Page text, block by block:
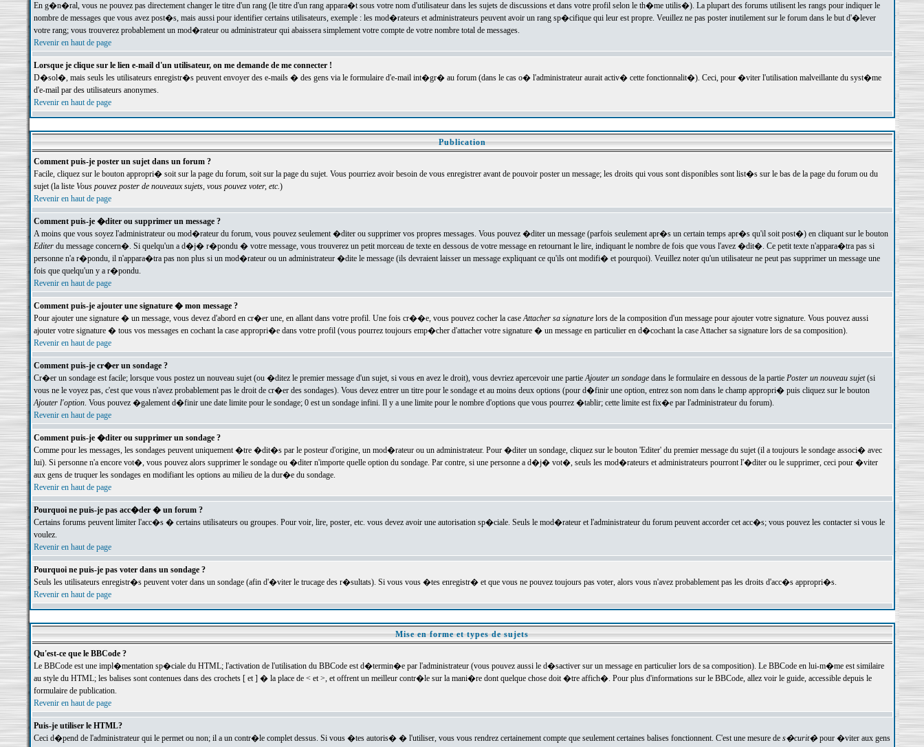
En g�n�ral, vous ne pouvez pas directement changer le titre d'un rang (le titre d'un rang appara�t sous votre nom d'utilisateur dans les sujets de discussions et dans votre profil selon le th�me utilis�). La plupart des forums utilisent les rangs pour indiquer le
nombre de messages que vous avez post�s, mais aussi pour identifier certains utilisateurs, exemple : les mod�rateurs et administrateurs peuvent avoir un rang sp�cifique qui leur est propre. Veuillez ne pas poster inutilement sur le forum dans le but d'�lever
votre rang; vous trouverez probablement un mod�rateur ou administrateur qui abaissera simplement votre compte de votre nombre total de messages.
Revenir en haut de page
Lorsque je clique sur le lien e-mail d'un utilisateur, on me demande de me connecter !
D�sol�, mais seuls les utilisateurs enregistr�s peuvent envoyer des e-mails � des gens via le formulaire d'e-mail int�gr� au forum (dans le cas o� l'administrateur aurait activ� cette fonctionnalit�). Ceci, pour �viter l'utilisation malveillante du syst�me
d'e-mail par des utilisateurs anonymes.
Revenir en haut de page
Publication
Comment puis-je poster un sujet dans un forum ?
Facile, cliquez sur le bouton appropri� soit sur la page du forum, soit sur la page du sujet. Vous pourriez avoir besoin de vous enregistrer avant de pouvoir poster un message; les droits qui vous sont disponibles sont list�s sur le bas de la page du forum ou du
sujet (la liste Vous pouvez poster de nouveaux sujets, vous pouvez voter, etc.)
Revenir en haut de page
Comment puis-je �diter ou supprimer un message ?
A moins que vous soyez l'administrateur ou mod�rateur du forum, vous pouvez seulement �diter ou supprimer vos propres messages. Vous pouvez �diter un message (parfois seulement apr�s un certain temps apr�s qu'il soit post�) en cliquant sur le bouton
Editerdu message concern�. Si quelqu'un a d�j� r�pondu � votre message, vous trouverez un petit morceau de texte en dessous de votre message en retournant le lire, indiquant le nombre de fois que vous l'avez �dit�. Ce petit texte n'appara�tra pas si
personne n'a r�pondu, il n'appara�tra pas non plus si un mod�rateur ou un administrateur �dite le message (ils devraient laisser un message expliquant ce qu'ils ont modifi� et pourquoi). Veuillez noter qu'un utilisateur ne peut pas supprimer un message une
fois que quelqu'un y a r�pondu.
Revenir en haut de page
Comment puis-je ajouter une signature � mon message ?
Pour ajouter une signature � un message, vous devez d'abord en cr�er une, en allant dans votre profil. Une fois cr��e, vous pouvez cocher la caseAttacher sa signaturelors de la composition d'un message pour ajouter votre signature. Vous pouvez aussi
ajouter votre signature � tous vos messages en cochant la case appropri�e dans votre profil (vous pourrez toujours emp�cher d'attacher votre signature � un message en particulier en d�cochant la case Attacher sa signature lors de sa composition).
Revenir en haut de page
Comment puis-je cr�er un sondage ?
Cr�er un sondage est facile; lorsque vous postez un nouveau sujet (ou �ditez le premier message d'un sujet, si vous en avez le droit), vous devriez apercevoir une partieAjouter un sondagedans le formulaire en dessous de la partie Poster un nouveau sujet(si
vous ne le voyez pas, c'est que vous n'avez probablement pas le droit de cr�er des sondages). Vous devez entrer un titre pour le sondage et au moins deux options (pour d�finir une option, entrez son nom dans le champ appropri� puis cliquez sur le bouton
Ajouter l'option. Vous pouvez �galement d�finir une date limite pour le sondage; 0 est un sondage infini. Il y a une limite pour le nombre d'options que vous pourrez �tablir; cette limite est fix�e par l'administrateur du forum).
Revenir en haut de page
Comment puis-je �diter ou supprimer un sondage ?
Comme pour les messages, les sondages peuvent uniquement �tre �dit�s par le posteur d'origine, un mod�rateur ou un administrateur. Pour �diter un sondage, cliquez sur le bouton 'Editer' du premier message du sujet (il a toujours le sondage associ� avec
lui). Si personne n'a encore vot�, vous pouvez alors supprimer le sondage ou �diter n'importe quelle option du sondage. Par contre, si une personne a d�j� vot�, seuls les mod�rateurs et administrateurs pourront l'�diter ou le supprimer, ceci pour �viter
aux gens de truquer les sondages en modifiant les options au milieu de la dur�e du sondage.
Revenir en haut de page
Pourquoi ne puis-je pas acc�der � un forum ?
Certains forums peuvent limiter l'acc�s � certains utilisateurs ou groupes. Pour voir, lire, poster, etc. vous devez avoir une autorisation sp�ciale. Seuls le mod�rateur et l'administrateur du forum peuvent accorder cet acc�s; vous pouvez les contacter si vous le
voulez.
Revenir en haut de page
Pourquoi ne puis-je pas voter dans un sondage ?
Seuls les utilisateurs enregistr�s peuvent voter dans un sondage (afin d'�viter le trucage des r�sultats). Si vous vous �tes enregistr� et que vous ne pouvez toujours pas voter, alors vous n'avez probablement pas les droits d'acc�s appropri�s.
Revenir en haut de page
Mise en forme et types de sujets
Qu'est-ce que le BBCode ?
Le BBCode est une impl�mentation sp�ciale du HTML; l'activation de l'utilisation du BBCode est d�termin�e par l'administrateur (vous pouvez aussi le d�sactiver sur un message en particulier lors de sa composition). Le BBCode en lui-m�me est similaire
au style du HTML; les balises sont contenues dans des crochets [ et ] � la place de < et >, et offrent un meilleur contr�le sur la mani�re dont quelque chose doit �tre affich�. Pour plus d'informations sur le BBCode, allez voir le guide, accessible depuis le
formulaire de publication.
Revenir en haut de page
Puis-je utiliser le HTML?
Ceci d�pend de l'administrateur qui le permet ou non; il a un contr�le complet dessus. Si vous �tes autoris� � l'utiliser, vous vous rendrez certainement compte que seulement certaines balises fonctionnent. C'est une mesure de s�curit�pour �viter aux gens